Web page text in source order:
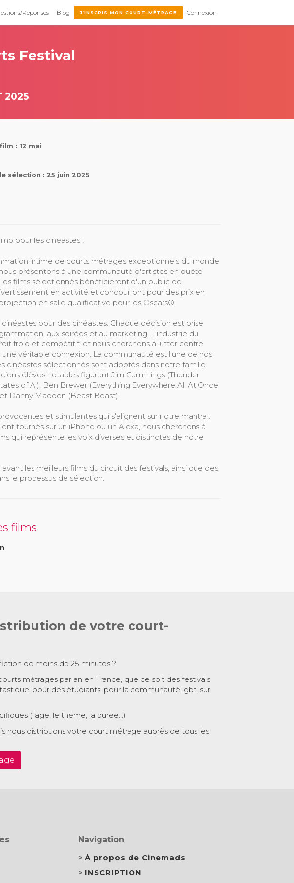
Réponses Blog J’INSCRIS MON COURT-MÉTRAGE Connexion
Festival
2025
: 12 mai
sélection : 25 juin 2025
pour les cinéastes !
intime de courts métrages exceptionnels du monde
présentons à une communauté d'artistes en quête
films sélectionnés bénéficieront d'un public de
en activité et concourront pour des prix en
en salle qualificative pour les Oscars®.
pour des cinéastes. Chaque décision est prise
aux soirées et au marketing. L'industrie du
froid et compétitif, et nous cherchons à lutter contre
véritable connexion. La communauté est l'une de nos
cinéastes sélectionnés sont adoptés dans notre famille
élèves notables figurent Jim Cummings (Thunder
of Al), Ben Brewer (Everything Everywhere All At Once
Danny Madden (Beast Beast).
et stimulantes qui s'alignent sur notre mantra :
tournés sur un iPhone ou un Alexa, nous cherchons à
qui représente les voix diverses et distinctes de notre
les meilleurs films du circuit des festivals, ainsi que des
le processus de sélection.
films
de votre court-
de moins de 25 minutes ?
métrages par an en France, que ce soit des festivals
pour des étudiants, pour la communauté lgbt, sur
(l’âge, le thème, la durée…)
nous distribuons votre court métrage auprès de tous les
Navigation
À propos de Cinemads
INSCRIPTION